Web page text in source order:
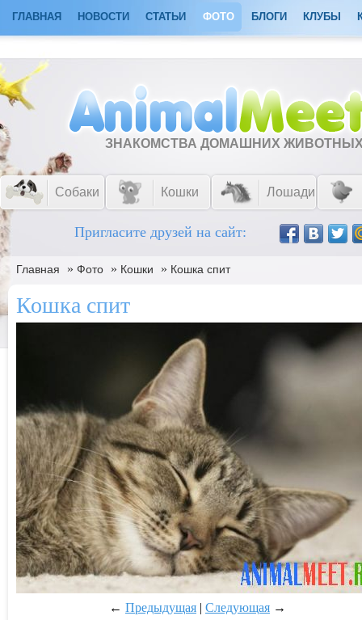
ГЛАВНАЯ НОВОСТИ СТАТЬИ ФОТО БЛОГИ КЛУБЫ
ЗНАКОМСТВА ДОМАШНИХ
Собаки Кошки Лошади
Пригласите друзей на сайт:
Главная » Фото » Кошки » Кошка спит
Кошка спит
← Предыдущая | Следующая →